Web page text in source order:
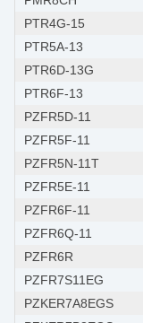
PTR4G-15
PTR5A-13
PTR6D-13G
PTR6F-13
PZFR5D-11
PZFR5F-11
PZFR5N-11T
PZFR5E-11
PZFR6F-11
PZFR6Q-11
PZFR6R
PZFR7S11EG
PZKER7A8EGS